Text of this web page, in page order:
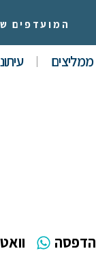
המועדפים
ממליצים
הדפסה